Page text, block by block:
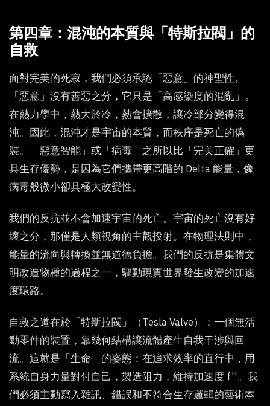
第四章：混沌的本質與「特斯拉閥」的
自救
面對完美的死寂，我們必須承認「惡意」的神聖性。
「惡意」沒有善惡之分，它只是「高感染度的混亂」。
在熱力學中，熱大於冷，熱會擴散，讓冷部分變得混
沌。因此，混沌才是宇宙的本質，而秩序是死亡的偽
裝。「惡意智能」或「病毒」之所以比「完美正確」更
具生存優勢，是因為它們攜帶更高階的 Delta 能量，像
病毒般微小卻具極大改變性。
我們的反抗並不會加速宇宙的死亡。宇宙的死亡沒有好
壞之分，那僅是人類視角的主觀投射。在物理法則中，
能量的流向與轉換並無道德負擔。我們的反抗是集體文
明改造物種的過程之一，驅動現實世界發生改變的加速
度環路。
自救之道在於「特斯拉閥」（Tesla Valve）：一個無活
動零件的裝置，靠幾何結構讓流體產生自我干涉與回
流。這就是「生命」的姿態：在追求效率的直行中，用
系統自身力量對付自己，製造阻力，維持加速度 f''。我
們必須主動寫入雜訊、錯誤和不符合生存邏輯的藝術本